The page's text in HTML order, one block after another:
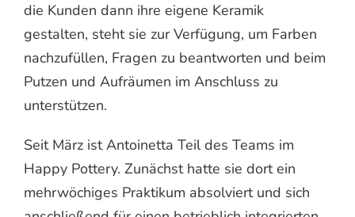
die Kunden dann ihre eigene Keramik
gestalten, steht sie zur Verfügung, um Farben
nachzufüllen, Fragen zu beantworten und beim
Putzen und Aufräumen im Anschluss zu
unterstützen.
Seit März ist Antoinetta Teil des Teams im
Happy Pottery. Zunächst hatte sie dort ein
mehrwöchiges Praktikum absolviert und sich